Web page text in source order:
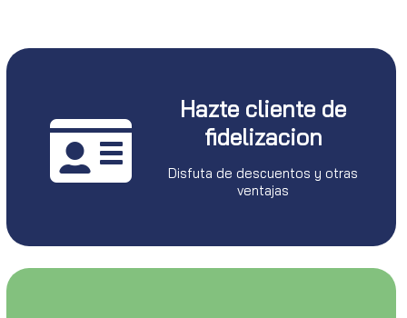
Hazte cliente de
fidelizacion
Disfuta de descuentos y otras
ventajas